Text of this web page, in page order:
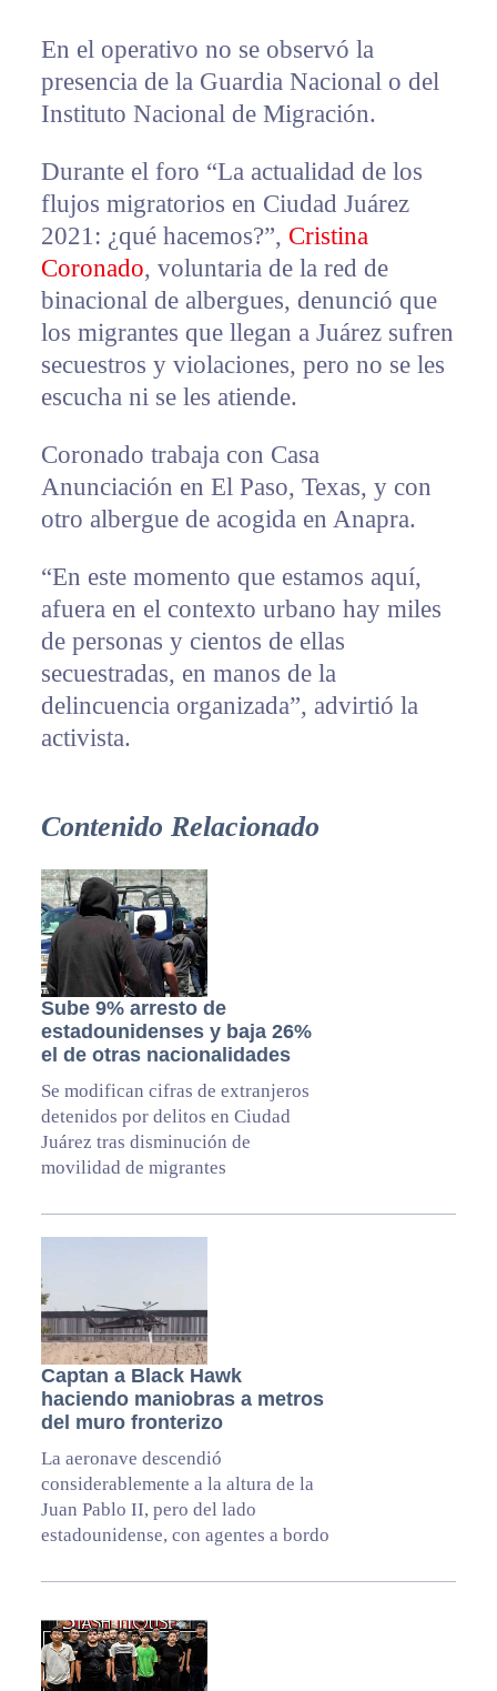
En el operativo no se observó la
presencia de la Guardia Nacional o del
Instituto Nacional de Migración.
Durante el foro “La actualidad de los
flujos migratorios en Ciudad Juárez
2021: ¿qué hacemos?”, Cristina
Coronado, voluntaria de la red de
binacional de albergues, denunció que
los migrantes que llegan a Juárez sufren
secuestros y violaciones, pero no se les
escucha ni se les atiende.
Coronado trabaja con Casa
Anunciación en El Paso, Texas, y con
otro albergue de acogida en Anapra.
“En este momento que estamos aquí,
afuera en el contexto urbano hay miles
de personas y cientos de ellas
secuestradas, en manos de la
delincuencia organizada”, advirtió la
activista.
Contenido Relacionado
Sube 9% arresto de
estadounidenses y baja 26%
el de otras nacionalidades
Se modifican cifras de extranjeros
detenidos por delitos en Ciudad
Juárez tras disminución de
movilidad de migrantes
Captan a Black Hawk
haciendo maniobras a metros
del muro fronterizo
La aeronave descendió
considerablemente a la altura de la
Juan Pablo II, pero del lado
estadounidense, con agentes a bordo